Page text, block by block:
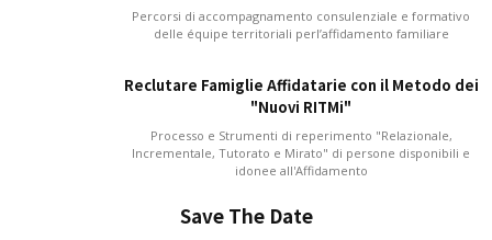
Percorsi di accompagnamento consulenziale e formativo
delle équipe territoriali perl’affidamento familiare
Reclutare Famiglie Affidatarie con il Metodo dei
"Nuovi RITMi"
Processo e Strumenti di reperimento "Relazionale,
Incrementale, Tutorato e Mirato" di persone disponibili e
idonee all'Affidamento
Save The Date